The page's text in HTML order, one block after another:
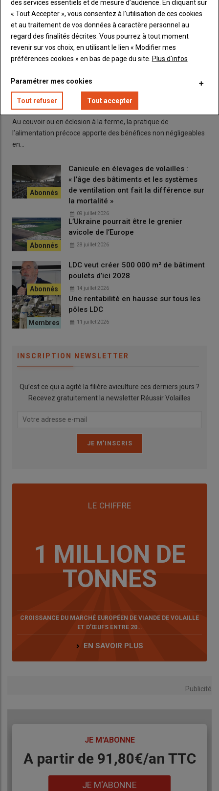
le prix de ventede la SCEA à la SARL.
Poulet de chair : une meilleure croissance grâce à
l’alimentation précoce
Au couvoir ou en éclosion à la ferme, la pratique de
l’alimentation précoce apporte des bénéfices non négligeables
en…
Canicule en élevages de volailles :
« l’âge des bâtiments et les systèmes
de ventilation ont fait la différence sur
la mortalité »
09 juillet 2026
L’Ukraine pourrait être le grenier
avicole de l’Europe
28 juillet 2026
LDC veut créer 500 000 m² de bâtiment
poulets d’ici 2028
14 juillet 2026
Une rentabilité en hausse sur tous les
pôles LDC
11 juillet 2026
INSCRIPTION NEWSLETTER
Qu’est ce qui a agité la filière aviculture ces derniers jours ?
Recevez gratuitement la newsletter Réussir Volailles
LE CHIFFRE
1 MILLION DE
TONNES
CROISSANCE DU MARCHÉ EUROPÉEN DE VIANDE DE VOLAILLE
ET D’ŒUFS ENTRE 20…
EN SAVOIR PLUS
Publicité
JE M'ABONNE
Body
A partir de 91,80€/an​ TTC
JE M'ABONNE
des services essentiels et de mesure d’audience. En cliquant sur
« Tout Accepter », vous consentez à l’utilisation de ces cookies
et au traitement de vos données à caractère personnel au
regard des finalités décrites. Vous pourrez à tout moment
revenir sur vos choix, en utilisant le lien « Modifier mes
préférences cookies » en bas de page du site. Plus d'infos
Paramétrer mes cookies
Tout refuser Tout accepter